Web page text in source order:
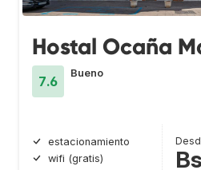
Hostal Ocaña
7.6
Bueno
estacionamiento
wifi (gratis)